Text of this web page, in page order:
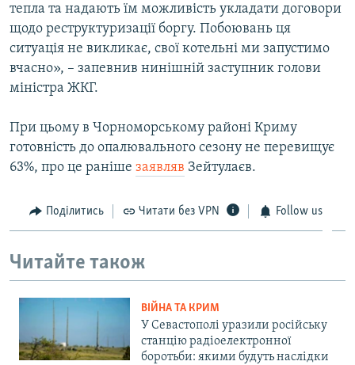
тепла та надають їм можливість укладати договори
щодо реструктуризації боргу. Побоювань ця
ситуація не викликає, свої котельні ми запустимо
вчасно», – запевнив нинішній заступник голови
міністра ЖКГ.
При цьому в Чорноморському районі Криму
готовність до опалювального сезону не перевищує
63%, про це раніше заявляв Зейтулаєв.
Поділитись Читати без VPN Follow us
Читайте також
ВІЙНА ТА КРИМ
У Севастополі уразили російську
станцію радіоелектронної
боротьби: якими будуть наслідки